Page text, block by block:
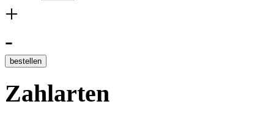
+
-
Zahlarten